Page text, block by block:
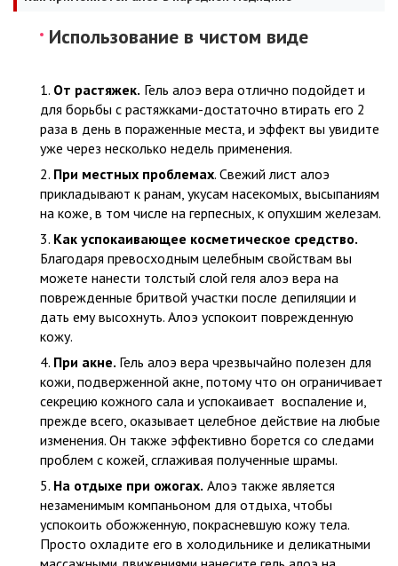
Использование в чистом виде
От растяжек. Гель алоэ вера отлично подойдет и
для борьбы с растяжками-достаточно втирать его 2
раза в день в пораженные места, и эффект вы увидите
уже через несколько недель применения.
При местных проблемах. Свежий лист алоэ
прикладывают к ранам, укусам насекомых, высыпаниям
на коже, в том числе на герпесных, к опухшим железам.
Как успокаивающее косметическое средство.
Благодаря превосходным целебным свойствам вы
можете нанести толстый слой геля алоэ вера на
поврежденные бритвой участки после депиляции и
дать ему высохнуть. Алоэ успокоит поврежденную
кожу.
При акне. Гель алоэ вера чрезвычайно полезен для
кожи, подверженной акне, потому что он ограничивает
секрецию кожного сала и успокаивает воспаление и,
прежде всего, оказывает целебное действие на любые
изменения. Он также эффективно борется со следами
проблем с кожей, сглаживая полученные шрамы.
На отдыхе при ожогах. Алоэ также является
незаменимым компаньоном для отдыха, чтобы
успокоить обожженную, покрасневшую кожу тела.
Просто охладите его в холодильнике и деликатными